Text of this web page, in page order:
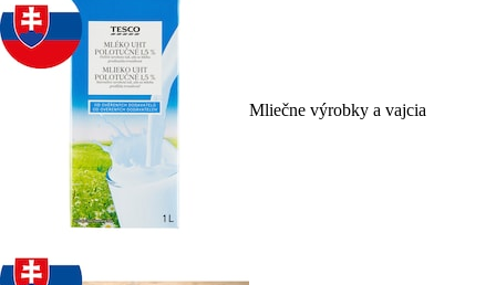
Mliečne výrobky a vajcia